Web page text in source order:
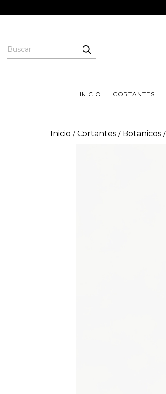
INICIO CORTANTES
Inicio / Cortantes / Botanicos /